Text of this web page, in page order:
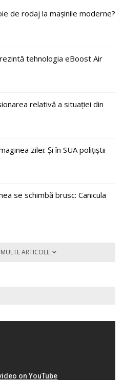
de rodaj la mașinile moderne?
tehnologia eBoost Air
relativă a situației din
zilei: Și în SUA polițiștii
se schimbă brusc: Canicula
ARTICOLE